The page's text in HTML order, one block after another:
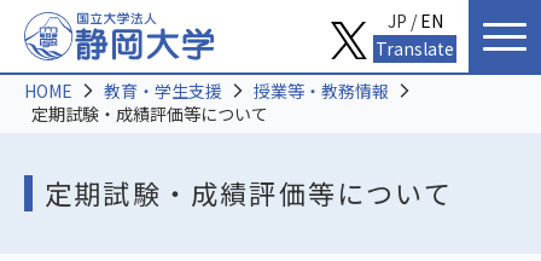
定期試験・成績評価等について
HOME 教育・学生支援
授業等・教務情報
定期試験・成績評価等について
JP /EN
Translate